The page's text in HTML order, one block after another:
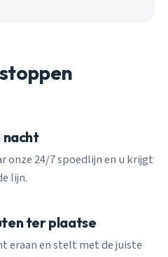
nacht
onze 24/7 spoedlijn en u krijgt
lijn.
ter plaatse
eraan en stelt met de juiste